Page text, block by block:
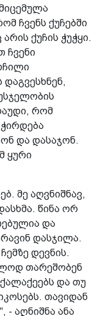
ჩვენს ქუჩებში
ქუჩის ჭუჭყი.
ჩვენი
რომ
და დასაჯონ.
ყური
მე აღვნიშნავ,
წინა ორ
და
დასჯილა.
დევნის.
თარეშობენ
და თუ
თავიდან
- აღნიშნა ანა